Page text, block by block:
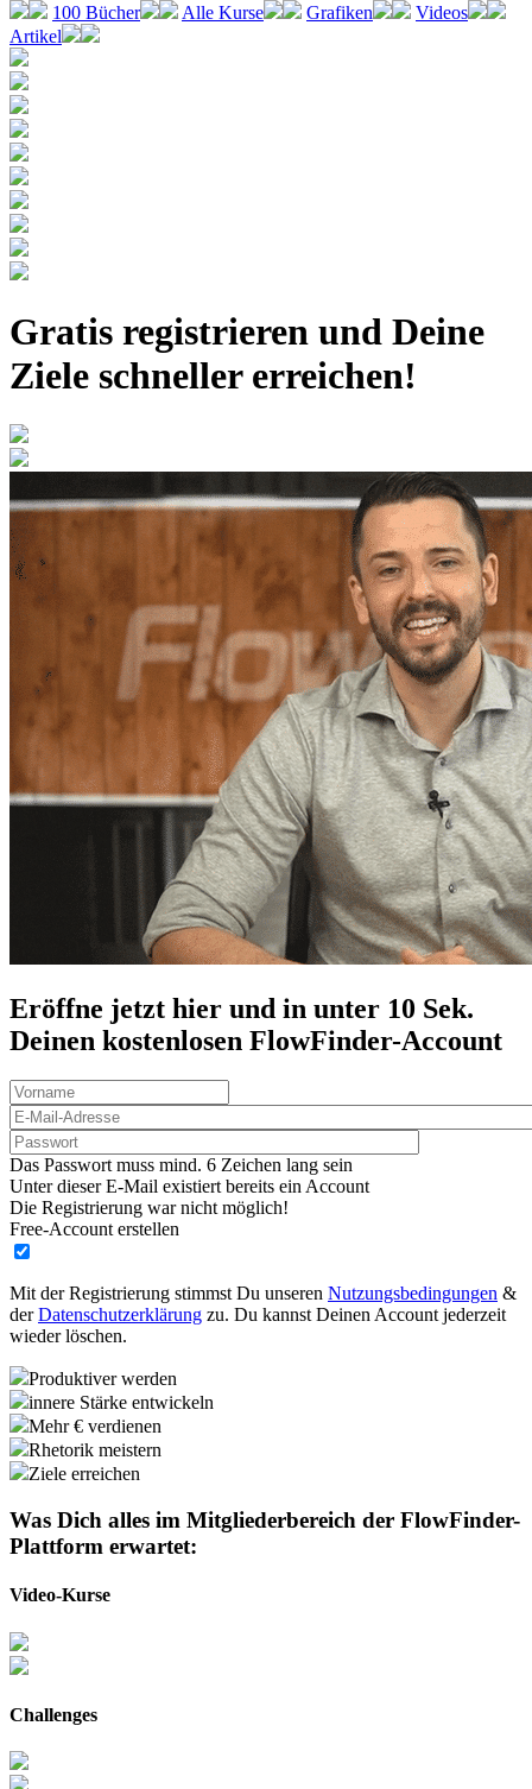
100 Bücher
Alle Kurse Grafiken
Videos
Artikel
Gratis registrieren und Deine
Ziele schneller erreichen!
Eröffne jetzt hier und in unter 10 Sek.
Deinen kostenlosen FlowFinder-Account
Das Passwort muss mind. 6 Zeichen lang sein
Unter dieser E-Mail existiert bereits ein Account
Die Registrierung war nicht möglich!
Free-Account erstellen
Mit der Registrierung stimmst Du unseren Nutzungsbedingungen &
derDatenschutzerklärung zu. Du kannst Deinen Account jederzeit
wieder löschen.
Produktiver werden
innere Stärke entwickeln
Mehr € verdienen
Rhetorik meistern
Ziele erreichen
Was Dich alles im Mitgliederbereich der FlowFinder-
Plattform erwartet:
Video-Kurse
Challenges